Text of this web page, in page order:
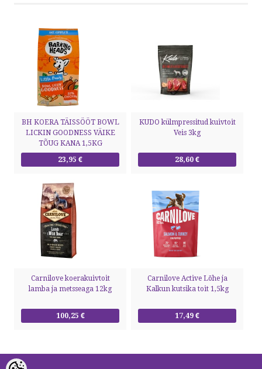
BH KOERA TÄISSÖÖT BOWL
LICKIN GOODNESS VÄIKE
TÕUG KANA 1,5KG
23,95 €
KUDO külmpressitud kuivtoit
Veis 3kg
28,60 €
Carnilove koerakuivtoit
lamba ja metsseaga 12kg
100,25 €
Carnilove Active Lõhe ja
Kalkun kutsika toit 1,5kg
17,49 €